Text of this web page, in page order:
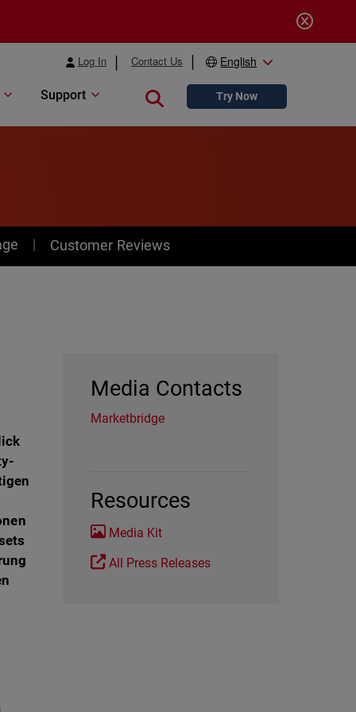
Log In Contact Us English
Support Close searchTry Now
Customer Reviews
Media Contacts
Marketbridge
Resources
Media Kit
All Press Releases